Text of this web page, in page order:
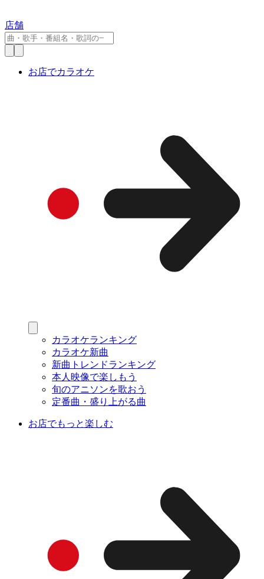
店舗
お店でカラオケ
カラオケランキング
カラオケ新曲
新曲トレンドランキング
本人映像で楽しもう
旬のアニソンを歌おう
定番曲・盛り上がる曲
お店でもっと楽しむ